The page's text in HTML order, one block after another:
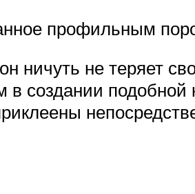
профильным
ничуть не теряет
создании подобной